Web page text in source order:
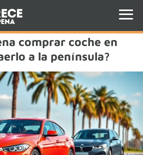
comprar coche en
a la península?